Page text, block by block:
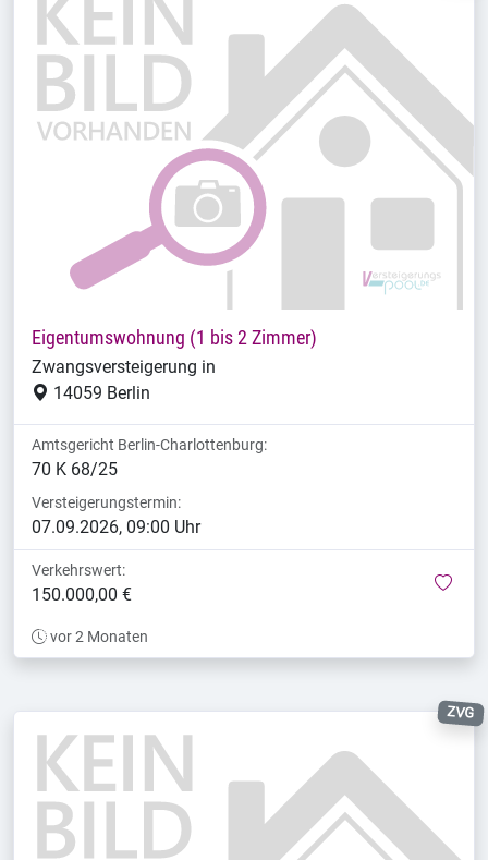
Eigentumswohnung (1 bis 2 Zimmer)
Zwangsversteigerung in
14059 Berlin
Amtsgericht Berlin-Charlottenburg:
70 K 68/25
Versteigerungstermin:
07.09.2026, 09:00 Uhr
Verkehrswert:
150.000,00 €
vor 2 Monaten
ZVG